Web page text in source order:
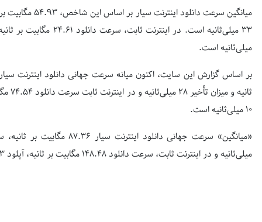
میلی‌ثانیه است.
۱۰ میلی‌ثانیه است.
میلی‌ثانیه و در اینترنت ثابت، سرعت دانلود ۱۴۸.۴۸ مگابیت بر ثانیه، آپلود ۸۳.۴۳ مگابیت بر ثانیه و میزان تأخیر ۱۸ میلی‌ثانیه است.